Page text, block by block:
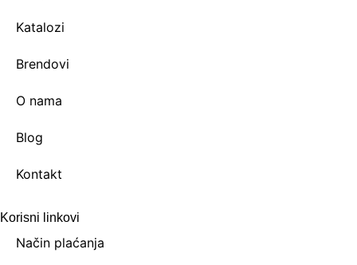
Katalozi
Brendovi
O nama
Blog
Kontakt
Korisni linkovi
Način plaćanja